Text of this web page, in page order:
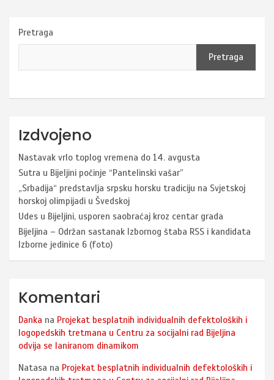
Pretraga
Pretraga
Izdvojeno
Nastavak vrlo toplog vremena do 14. avgusta
Sutra u Bijeljini počinje “Pantelinski vašar”
„Srbadija“ predstavlja srpsku horsku tradiciju na Svjetskoj
horskoj olimpijadi u Švedskoj
Udes u Bijeljini, usporen saobraćaj kroz centar grada
Bijeljina – Održan sastanak Izbornog štaba RSS i kandidata
Izborne jedinice 6 (foto)
Komentari
Danka na Projekat besplatnih individualnih defektoloških i
logopedskih tretmana u Centru za socijalni rad Bijeljina
odvija se laniranom dinamikom
Natasa na Projekat besplatnih individualnih defektoloških i